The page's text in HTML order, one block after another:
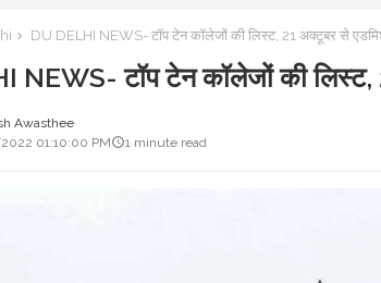
DU DELHI NEWS- टॉप टेन कॉलेजों की लिस्ट, 21 अक्टूबर से
NEWS- टॉप टेन कॉलेजों की
Awasthee
01:10:00 PM
1 minute read